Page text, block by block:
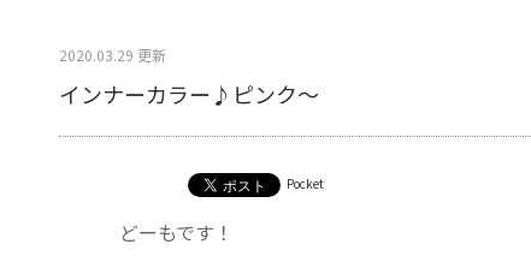
2020.03.29 更新
インナーカラー♪ピンク〜
Pocket
どーもです！